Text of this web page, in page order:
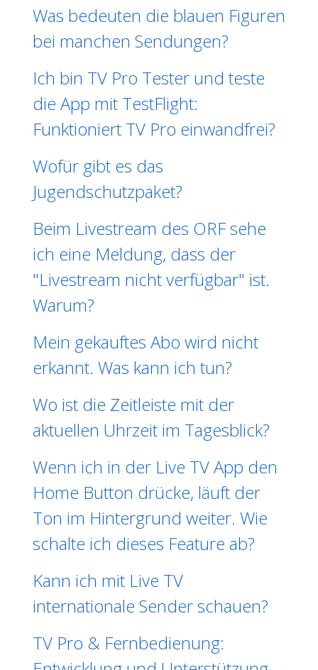
Was bedeuten die blauen Figuren
bei manchen Sendungen?
Ich bin TV Pro Tester und teste
die App mit TestFlight:
Funktioniert TV Pro einwandfrei?
Wofür gibt es das
Jugendschutzpaket?
Beim Livestream des ORF sehe
ich eine Meldung, dass der
"Livestream nicht verfügbar" ist.
Warum?
Mein gekauftes Abo wird nicht
erkannt. Was kann ich tun?
Wo ist die Zeitleiste mit der
aktuellen Uhrzeit im Tagesblick?
Wenn ich in der Live TV App den
Home Button drücke, läuft der
Ton im Hintergrund weiter. Wie
schalte ich dieses Feature ab?
Kann ich mit Live TV
internationale Sender schauen?
TV Pro & Fernbedienung: